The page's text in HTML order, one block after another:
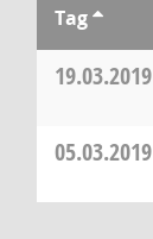
Tag
19.03.2019
05.03.2019